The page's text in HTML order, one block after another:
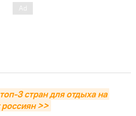
3 стран для отдыха на
>>